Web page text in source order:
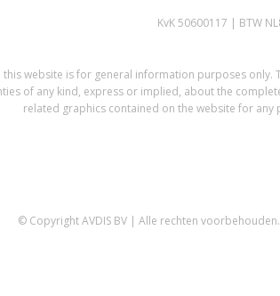
KvK 50600117 | BTW
website is for general information purposes
of any kind, express or implied, about the
related graphics contained on the website for
© Copyright AVDIS BV | Alle rechten voorbehouden.